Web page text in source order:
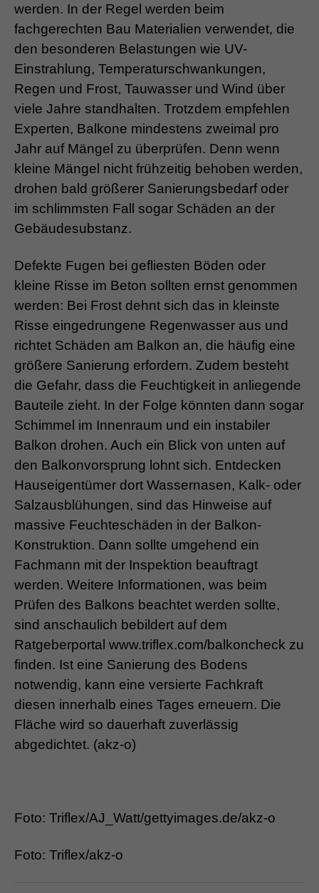
werden. In der Regel werden beim
fachgerechten Bau Materialien verwendet, die
den besonderen Belastungen wie UV-
Einstrahlung, Temperaturschwankungen,
Regen und Frost, Tauwasser und Wind über
viele Jahre standhalten. Trotzdem empfehlen
Experten, Balkone mindestens zweimal pro
Jahr auf Mängel zu überprüfen. Denn wenn
kleine Mängel nicht frühzeitig behoben werden,
drohen bald größerer Sanierungsbedarf oder
im schlimmsten Fall sogar Schäden an der
Gebäudesubstanz.
Defekte Fugen bei gefliesten Böden oder
kleine Risse im Beton sollten ernst genommen
werden: Bei Frost dehnt sich das in kleinste
Risse eingedrungene Regenwasser aus und
richtet Schäden am Balkon an, die häufig eine
größere Sanierung erfordern. Zudem besteht
die Gefahr, dass die Feuchtigkeit in anliegende
Bauteile zieht. In der Folge könnten dann sogar
Schimmel im Innenraum und ein instabiler
Balkon drohen. Auch ein Blick von unten auf
den Balkonvorsprung lohnt sich. Entdecken
Hauseigentümer dort Wassernasen, Kalk- oder
Salzausblühungen, sind das Hinweise auf
massive Feuchteschäden in der Balkon-
Konstruktion. Dann sollte umgehend ein
Fachmann mit der Inspektion beauftragt
werden. Weitere Informationen, was beim
Prüfen des Balkons beachtet werden sollte,
sind anschaulich bebildert auf dem
Ratgeberportal www.triflex.com/balkoncheck zu
finden. Ist eine Sanierung des Bodens
notwendig, kann eine versierte Fachkraft
diesen innerhalb eines Tages erneuern. Die
Fläche wird so dauerhaft zuverlässig
abgedichtet. (akz-o)
Foto: Triflex/AJ_Watt/gettyimages.de/akz-o
Foto: Triflex/akz-o